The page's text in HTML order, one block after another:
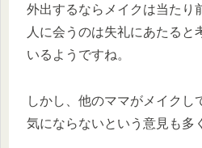
外出するならメイクは当たり
人に会うのは失礼にあたると
いるようですね。
しかし、他のママがメイクし
気にならないという意見も多